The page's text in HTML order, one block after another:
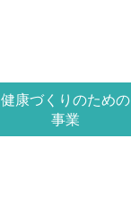
健康づくりのための
事業